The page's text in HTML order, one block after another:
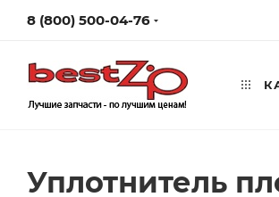
8 (800) 500-04-76
Уплотнитель